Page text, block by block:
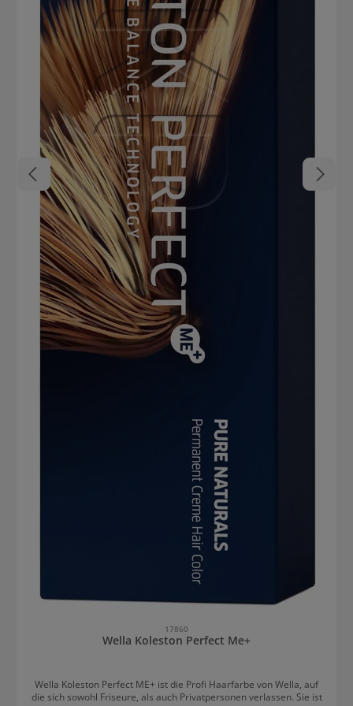
17860
Wella Koleston Perfect Me+
Wella Koleston Perfect ME+ ist die Profi Haarfarbe von Wella, auf
die sich sowohl Friseure, als auch Privatpersonen verlassen. Sie ist